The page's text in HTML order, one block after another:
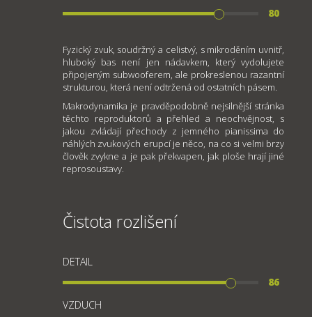
80
Fyzický zvuk, soudržný a celistvý, s mikroděním uvnitř,
hluboký bas není jen nádavkem, který vydolujete
připojeným subwooferem, ale prokreslenou razantní
strukturou, která není odtržená od ostatních pásem.
Makrodynamika je pravděpodobně nejsilnější stránka
těchto reproduktorů a přehled a neochvějnost, s
jakou zvládají přechody z jemného pianissima do
náhlých zvukových erupcí je něco, na co si velmi brzy
člověk zvykne a je pak překvapen, jak ploše hrají jiné
reprosoustavy.
Čistota rozlišení
DETAIL
86
VZDUCH